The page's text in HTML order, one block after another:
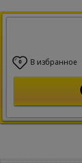
0 В избранное